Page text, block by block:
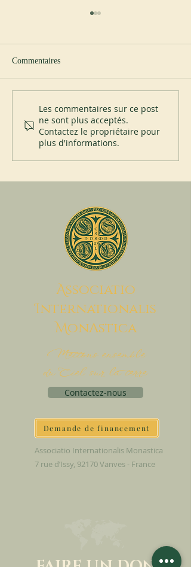
Journée d’étude
Commentaires
Les commentaires sur ce post
ne sont plus acceptés.
Contactez le propriétaire pour
plus d'informations.
Associatio
Internationalis
MonAstica
Mettons ensemble
du Ciel sur la terre
Contactez-nous
Demande de financement
Associatio Internationalis Monastica
7 rue d’Issy, 92170 Vanves - France